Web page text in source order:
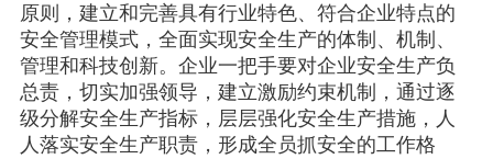
原则，建立和完善具有行业特色、符合企业特点的
安全管理模式，全面实现安全生产的体制、机制、
管理和科技创新。企业一把手要对企业安全生产负
总责，切实加强领导，建立激励约束机制，通过逐
级分解安全生产指标，层层强化安全生产措施，人
人落实安全生产职责，形成全员抓安全的工作格